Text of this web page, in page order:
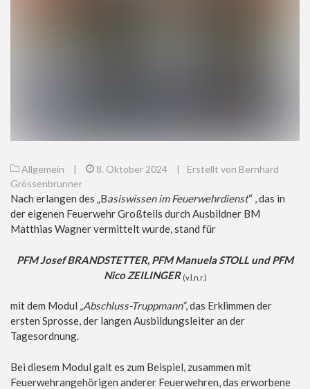
Allgemein | 8. Oktober 2024 |
Erstellt von Bernhard
Grössenbrunner
Nach erlangen des „Basiswissen im Feuerwehrdienst“ , das in
der eigenen Feuerwehr Großteils durch Ausbildner BM
Matthias Wagner vermittelt wurde, stand für
PFM Josef BRANDSTETTER, PFM Manuela STOLL und PFM
Nico ZEILINGER (v.l.n.r.)
mit dem Modul „Abschluss-Truppmann“, das Erklimmen der
ersten Sprosse, der langen Ausbildungsleiter an der
Tagesordnung.
Bei diesem Modul galt es zum Beispiel, zusammen mit
Feuerwehrangehörigen anderer Feuerwehren, das erworbene